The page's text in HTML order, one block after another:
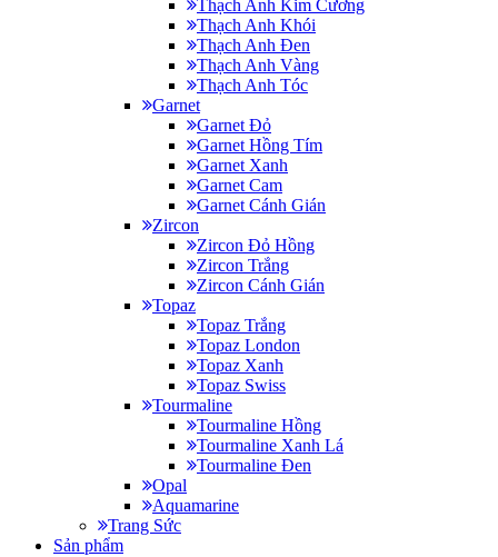
Thạch Anh Kim Cương
Thạch Anh Khói
Thạch Anh Đen
Thạch Anh Vàng
Thạch Anh Tóc
Garnet
Garnet Đỏ
Garnet Hồng Tím
Garnet Xanh
Garnet Cam
Garnet Cánh Gián
Zircon
Zircon Đỏ Hồng
Zircon Trắng
Zircon Cánh Gián
Topaz
Topaz Trắng
Topaz London
Topaz Xanh
Topaz Swiss
Tourmaline
Tourmaline Hồng
Tourmaline Xanh Lá
Tourmaline Đen
Opal
Aquamarine
Trang Sức
Sản phẩm